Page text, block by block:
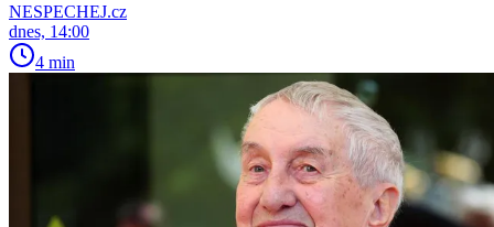
NESPECHEJ.cz
dnes, 14:00
4 min